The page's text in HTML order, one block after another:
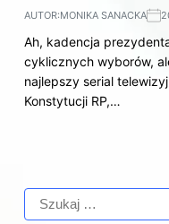
AUTOR:MONIKA SANACKA
Ah, kadencja
cyklicznych wyborów,
najlepszy serial
Konstytucji RP,…